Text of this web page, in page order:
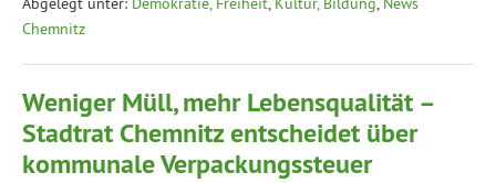
Chemnitz
Weniger Müll, mehr Lebensqualität –
Stadtrat Chemnitz entscheidet über
kommunale Verpackungssteuer